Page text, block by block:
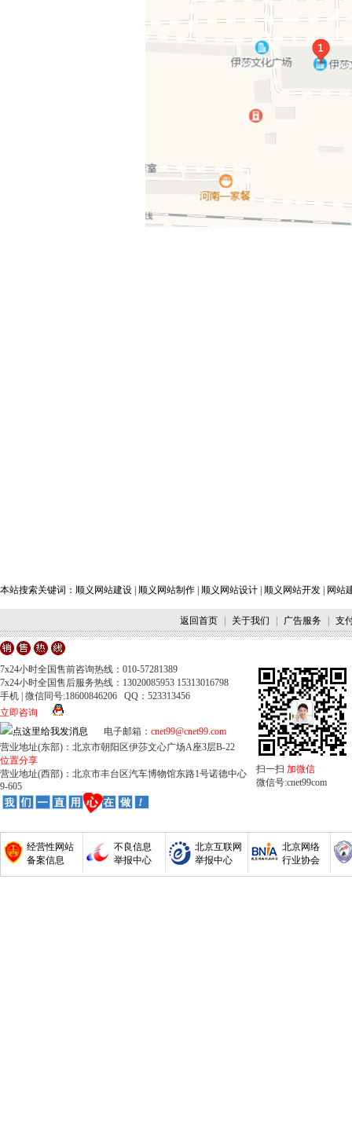
本站搜索关键词： 顺义网站建设 顺义网站制作 顺义网站设计 顺义网站开发 网站
返回首页 关于我们 广告服务 支
7x24小时全国售前咨询热线：010-57281389
7x24小时全国售后服务热线：13020085953 15313016798
手机 | 微信同号:18600846206 QQ：523313456
立即咨询
电子邮箱： cnet99@cnet99.com
营业地址(东部)：北京市朝阳区伊莎文心广场A座3层B-22
位置分享
营业地址(西部)：北京市丰台区汽车博物馆东路1号诺德中心
9-605
扫一扫 加微信
微信号:cnet99com
经营性网站
备案信息
不良信息
举报中心
北京互联网
举报中心
北京网络
行业协会